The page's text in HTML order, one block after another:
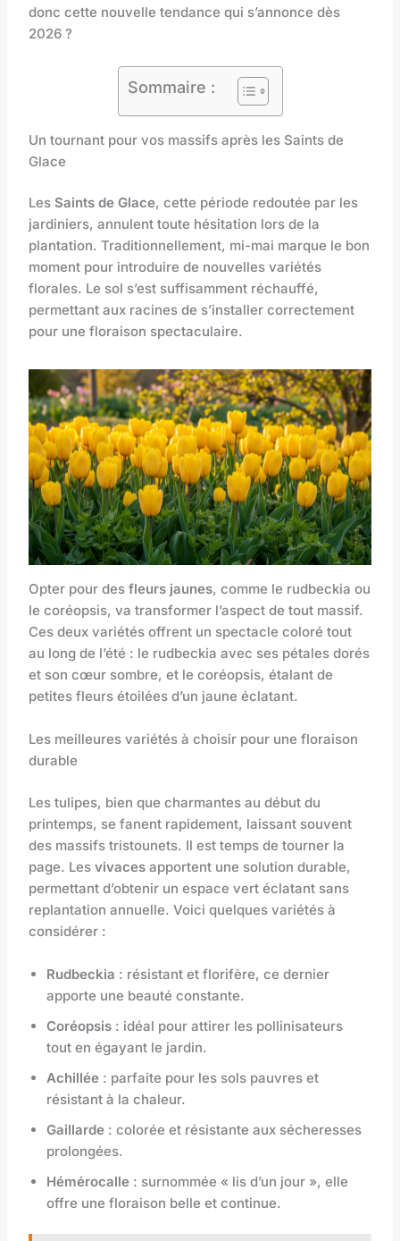
donc cette nouvelle tendance qui s’annonce dès
2026 ?
Sommaire :
Un tournant pour vos massifs après les Saints de
Glace
Les Saints de Glace, cette période redoutée par les
jardiniers, annulent toute hésitation lors de la
plantation. Traditionnellement, mi-mai marque le bon
moment pour introduire de nouvelles variétés
florales. Le sol s’est suffisamment réchauffé,
permettant aux racines de s’installer correctement
pour une floraison spectaculaire.
Opter pour desfleurs jaunes, comme le rudbeckia ou
le coréopsis, va transformer l’aspect de tout massif.
Ces deux variétés offrent un spectacle coloré tout
au long de l’été : le rudbeckia avec ses pétales dorés
et son cœur sombre, et le coréopsis, étalant de
petites fleurs étoilées d’un jaune éclatant.
Les meilleures variétés à choisir pour une floraison
durable
Les tulipes, bien que charmantes au début du
printemps, se fanent rapidement, laissant souvent
des massifs tristounets. Il est temps de tourner la
page. Lesvivaces apportent une solution durable,
permettant d’obtenir un espace vert éclatant sans
replantation annuelle. Voici quelques variétés à
considérer :
Rudbeckia : résistant et florifère, ce dernier
apporte une beauté constante.
Coréopsis : idéal pour attirer les pollinisateurs
tout en égayant le jardin.
Achillée : parfaite pour les sols pauvres et
résistant à la chaleur.
Gaillarde : colorée et résistante aux sécheresses
prolongées.
Hémérocalle : surnommée « lis d’un jour », elle
offre une floraison belle et continue.